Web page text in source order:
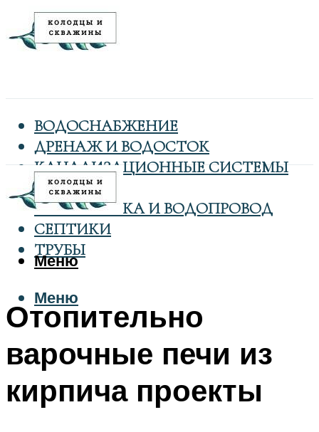
ВОДОСНАБЖЕНИЕ
ДРЕНАЖ И ВОДОСТОК
КАНАЛИЗАЦИОННЫЕ СИСТЕМЫ
КОЛОДЦЫ
САНТЕХНИКА И ВОДОПРОВОД
СЕПТИКИ
ТРУБЫ
Меню
Меню
Отопительно
варочные печи из
кирпича проекты